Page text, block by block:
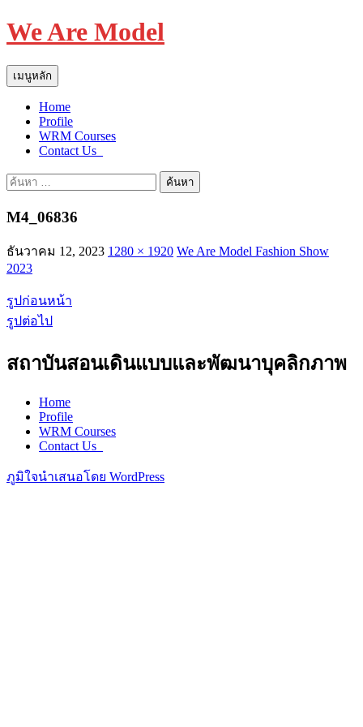
We Are Model
ค้นหา
เมนูหลัก
ยัง
เนื้อหา
Home
Profile
WRM Courses
Contact Us_
ค้นหา
M4_06836
ธันวาคม 12, 2023 1280 × 1920 We Are Model Fashion Show
2023
รูปก่อนหน้า
รูปต่อไป
สถาบันสอนเดินแบบและพัฒนาบุคลิกภาพ
Home
Profile
WRM Courses
Contact Us_
ภูมิใจนำเสนอโดย WordPress